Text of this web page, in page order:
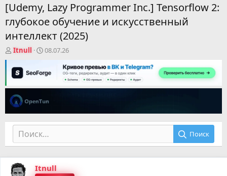
[Udemy, Lazy Programmer Inc.] Tensorflow 2:
глубокое обучение и искусственный
интеллект (2025)
А
т
о
р
т
е
м
ы
Itnull
Д
а
н
ч
а
л
08.07.26
Поиск
Itnull